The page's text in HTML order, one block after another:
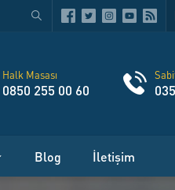
Halk Masası
0850 255 00 60
Blog İletişim